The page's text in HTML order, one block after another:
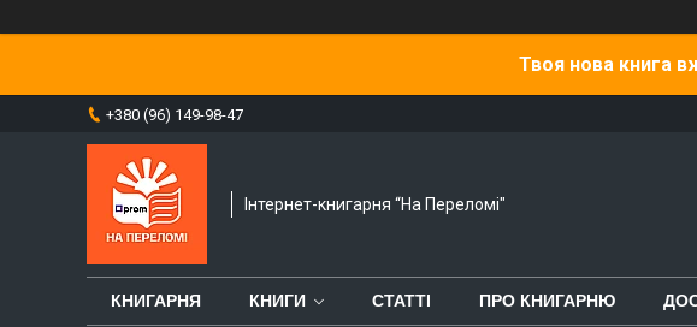
Твоя нова книга
+380 (96) 149-98-47
Інтернет-книгарня “На Переломі"
КНИГАРНЯ КНИГИ СТАТТІ ПРО КНИГАРНЮ